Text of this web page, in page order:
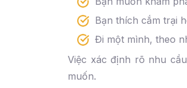
Bạn thích cắm trại
Đi một mình, theo
Việc xác định rõ nhu
muốn.